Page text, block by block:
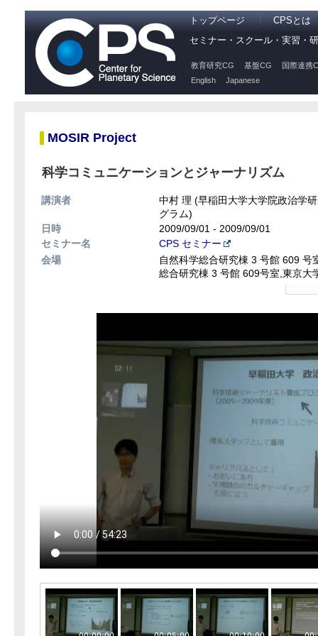
トップページ
CPSとは
セミナー・スクール・実習・
教育研究CG 基盤CG
国際連携
English
Japanese
MOSIR Project
科学コミュニケーションとジャーナリズム
講演者
中村 理 (早稲田大学大学院政治学
グラム)
日時
2009/09/01 - 2009/09/01
セミナー名
CPS セミナー
会場
自然科学総合研究棟 3 号館 609
総合研究棟 3 号館 609号室,東京大